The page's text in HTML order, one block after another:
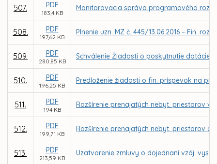
507. PDF
183,4 KB
Monitorovacia správa programového
508. PDF
197,62 KB
Plnenie uzn. MZ č. 445/13.06.2016 – Fin.
509. PDF
280,85 KB
Schválenie Žiadosti o poskytnutie dotácie
510. PDF
196,25 KB
Predloženie žiadosti o fin. príspevok na
511. PDF
194 KB
Rozšírenie prenajatých nebyt. priestorov v
512. PDF
199,71 KB
Rozšírenie prenajatých nebyt. priestorov a
513. PDF
213,59 KB
Uzatvorenie zmluvy o dojednaní vzáj.